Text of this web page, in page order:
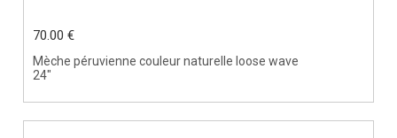
Mèche péruvienne couleur naturelle loose wave
24"
70.00 €